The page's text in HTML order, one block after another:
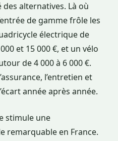
alternatives. Là où
de gamme frôle les
électrique de
et 15 000 €, et un vélo
de 4 000 à 6 000 €.
l’entretien et
année après année.
stimule une
remarquable en France.